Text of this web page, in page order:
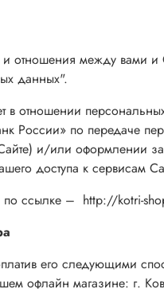
отношения между вами
данных".
в отношении
по передаче
и/или оформлении
доступа к сервисам
по ссылке – http://kotri-
его следующими
офлайн магазине: г.